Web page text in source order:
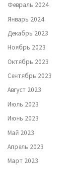
Февраль 2024
Январь 2024
Декабрь 2023
Ноябрь 2023
Октябрь 2023
Сентябрь 2023
Август 2023
Июль 2023
Июнь 2023
Май 2023
Апрель 2023
Март 2023